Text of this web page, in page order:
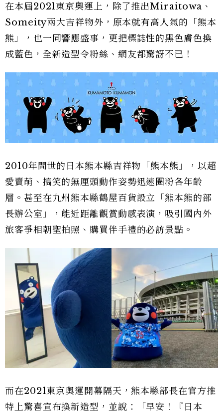
在本屆2021東京奧運上，除了推出Miraitowa、
Someity兩大吉祥物外，原本就有高人氣的「熊本
熊」，也一同響應盛事，更把標誌性的黑色膚色換
成藍色，全新造型令粉絲、網友都驚訝不已！
2010年問世的日本熊本縣吉祥物「熊本熊」，以超
愛賣萌、搞笑的無厘頭動作姿勢迅速圈粉各年齡
層。甚至在九州熊本縣鶴屋百貨設立「熊本熊的部
長辦公室」，能近距離觀賞動感表演，吸引國內外
旅客爭相朝聖拍照、購買伴手禮的必訪景點。
而在2021東京奧運開幕隔天，熊本縣部長在官方推
特上驚喜宣布換新造型，並說：「早安！『日本